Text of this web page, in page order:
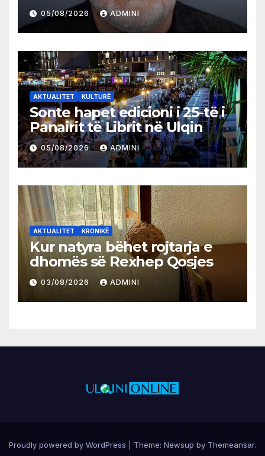
05/08/2026 ADMINI
AKTUALITET KULTURË
Sonte hapet edicioni i 25-të i
Panairit të Librit në Ulqin
05/08/2026 ADMINI
AKTUALITET KRONIKË
Kur natyra bëhet rojtarja e
dhomës së Rexhep Qosjes
03/08/2026 ADMINI
Proudly powered by WordPress Theme: Newsup by Themeansar.